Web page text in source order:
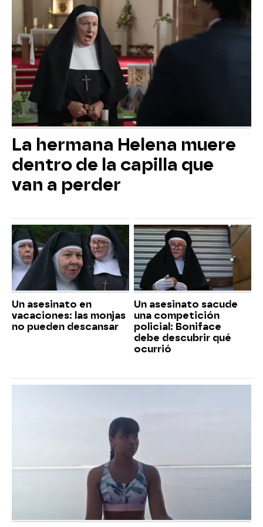
La hermana Helena muere
dentro de la capilla que
van a perder
Un asesinato en
vacaciones: las monjas
no pueden descansar
Un asesinato sacude
una competición
policial: Boniface
debe descubrir qué
ocurrió